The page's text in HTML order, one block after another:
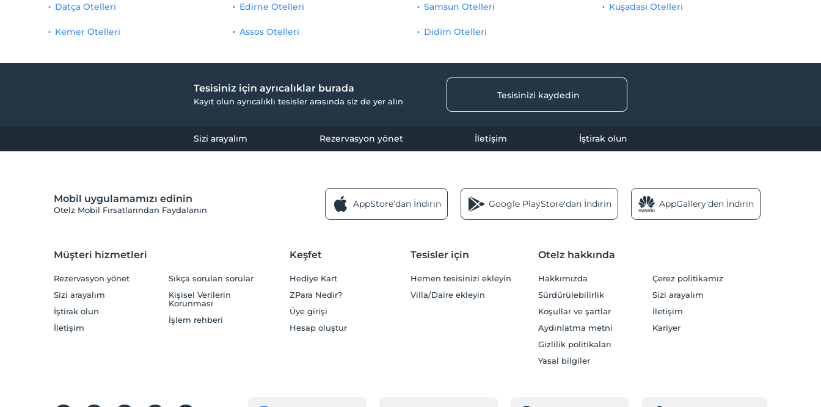
Datça Otelleri
Kemer Otelleri
Edirne Otelleri
Assos Otelleri
Samsun Otelleri
Didim Otelleri
Kuşadası Otelleri
Tesisiniz için ayrıcalıklar burada
Kayıt olun ayrıcalıklı tesisler arasında siz de yer alın
Tesisinizi kaydedin
Sizi arayalım Rezervasyon yönet İletişim İştirak olun
Mobil uygulamamızı edinin
Otelz Mobil Fırsatlarından Faydalanın
AppStore'dan İndirin Google PlayStore'dan İndirin AppGallery'den İndirin
Müşteri hizmetleri
Rezervasyon yönet
Sizi arayalım
İştirak olun
İletişim
Sıkça sorulan sorular
Kişisel Verilerin
Korunması
İşlem rehberi
Keşfet
Hediye Kart
ZPara Nedir?
Üye girişi
Hesap oluştur
Tesisler için
Hemen tesisinizi ekleyin
Villa/Daire ekleyin
Otelz hakkında
Hakkımızda
Sürdürülebilirlik
Koşullar ve şartlar
Aydınlatma metni
Gizlilik politikaları
Yasal bilgiler
Çerez politikamız
Sizi arayalım
İletişim
Kariyer